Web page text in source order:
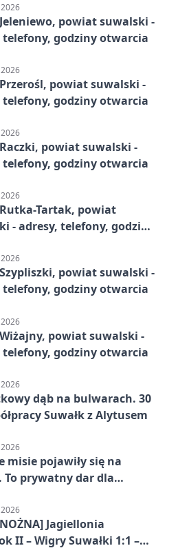
powiat suwalski -
telefony, godziny otwarcia
powiat suwalski -
telefony, godziny otwarcia
powiat suwalski -
telefony, godziny otwarcia
Tartak, powiat
- adresy, telefony, godziny
powiat suwalski -
telefony, godziny otwarcia
powiat suwalski -
telefony, godziny otwarcia
dąb na bulwarach. 30
Suwałk z Alytusem
misie pojawiły się na
To prywatny dar dla
Jagiellonia
II – Wigry Suwałki 1:1 –